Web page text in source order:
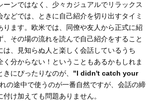
ーンではなく、少々カジュアルでリラックス
などでは、ときに自己紹介を切り出すタイミ
ります。欧米では、同僚や友人から正式に紹
、その場の流れを読んで自己紹介をすること
は、見知らぬ人と楽しく会話しているうち
く分からない！ということもあるかもしれま
にぴったりなのが、 "I didn't catch your
の途中で使うのが一番自然ですが、会話の締
け加えても問題ありません。